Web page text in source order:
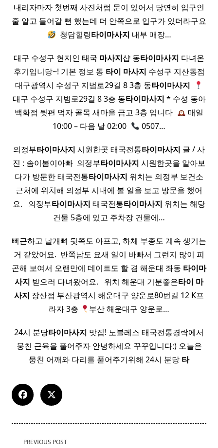
내리자마자 첫번째 사진처럼 문이 있어서 당연히 입구인
줄 알고 들어갈 뻔 했는데 더 안쪽으로 입구가 있더라구요
​ 청담힐링타이마사지 내부 매장…
대구 수성구 현지인 태국 마사지샵 동타이마사지 다녀온
후기입니당~! 기본 정보 동 타이 마사지 수성구 지산동점
대구광역시 수성구 지범로29길 8 3층 동타이마사지
대구 수성구 지범로29길 8 3층 동타이마사지 * 수성 동아
백화점 뒷편 먹자 골목 새마을 금고 3층 입니다 ​
매일
10:00 – 다음 날 02:00 ​
0507…
의정부타이마사지 시원한곳 태국전통타이마사지 글 / 사
진 : 솜이봄이아빠 ​ 의정부타이마사지 시원한곳을 알아보
다가 방문한 태국전통타이마사지 위치는 의정부 보건소
근처에 위치해 의정부 시내에 볼 일을 보고 방문을 했어
요. ​ ​ 의정부타이마사지 태국전통타이마사지 위치는 해당
건물 5층에 있고 주차장 건물에…
뻐근하고 날개뼈 뒷쪽도 아프고, 하체 부종도 계속 생기는
거 같았어요. ​ 반쪽남도 요새 일이 바빠서 그런지 많이 피
곤해 보여서 오랜만에 데이트도 할 겸 해운대 좌동 타이마
사지 받으러 다녀왔어요. ​ ​ 위치 해운대 기분좋은타이 마
사지 장산점 부산광역시 해운대구 양운로80번길 12 K프
라자 3층
부산 해운대구 양운로…
24시 분당타이마사지 맛집! 노블레스 태국전통경락에서
뭉친 근육을 풀어주자 안녕하세요 꾸꾸입니다:) 오늘은
뭉친 어깨와 다리를 풀어주기위해 24시 분당 타
<span
PREVIOUS POST